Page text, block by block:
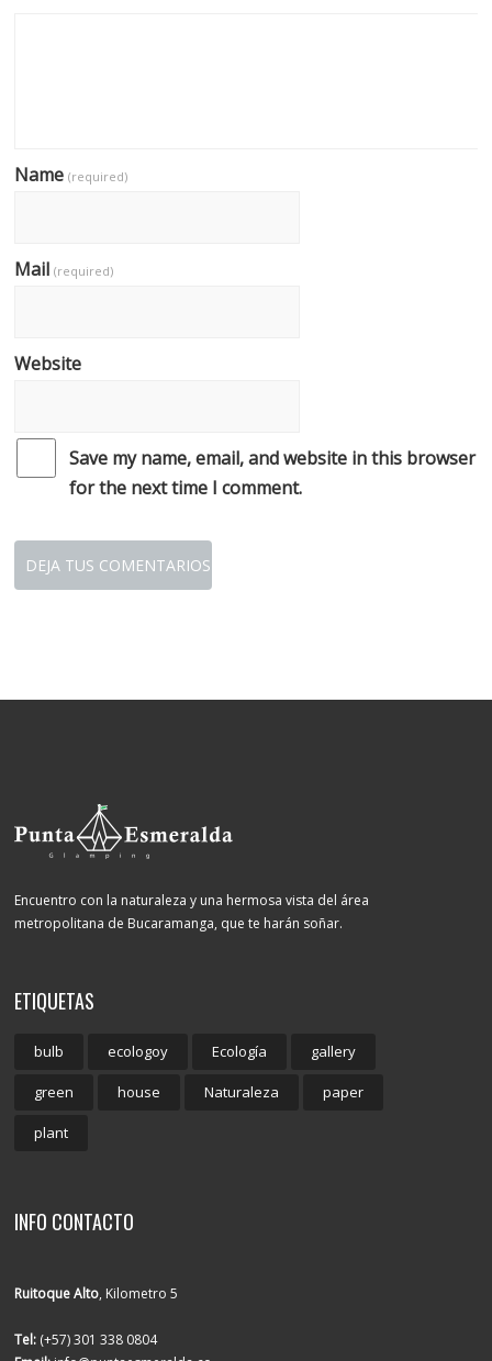
Name(required)
Mail(required)
Website
Save my name, email, and website in this browser
for the next time I comment.
Encuentro con la naturaleza y una hermosa vista del área
metropolitana de Bucaramanga, que te harán soñar.
ETIQUETAS
bulb ecologoy Ecología gallery
green house Naturaleza paper
plant
INFO CONTACTO
Ruitoque Alto, Kilometro 5
Tel: (+57) 301 338 0804